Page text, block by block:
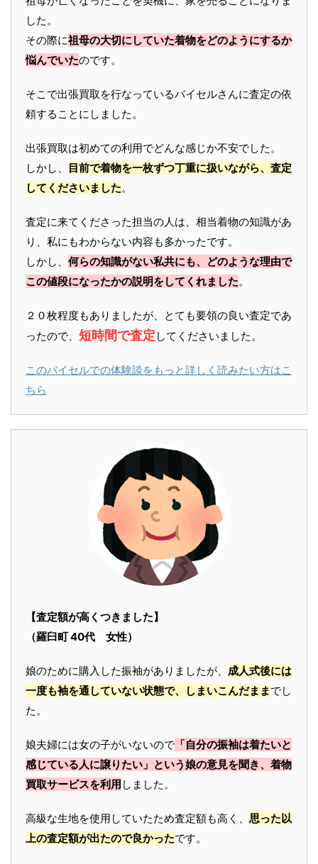
した。
その際に祖母の大切にしていた着物をどのようにするか
悩んでいたのです。
そこで出張買取を行なっているバイセルさんに査定の依
頼することにしました。
出張買取は初めての利用でどんな感じか不安でした。
しかし、
目前で着物を一枚ずつ丁重に扱いながら、査定
してくださいました。
査定に来てくださった担当の人は、相当着物の知識があ
り、私にもわからない内容も多かったです。
しかし、 何らの知識がない私共にも、どのような理由で
この値段になったかの説明をしてくれました。
２０枚程度もありましたが、とても要領の良い査定であ
ったので、 短時間で査定 してくださいました。
このバイセルでの体験談をもっと詳しく読みたい方はこ
ちら
【査定額が高くつきました】
（羅臼町 40代 女性）
娘のために購入した振袖がありましたが、 成人式後には
一度も袖を通していない状態で、しまいこんだまま でし
た。
娘夫婦には女の子がいないので 「自分の振袖は着たいと
感じている人に譲りたい」という娘の意見を聞き、着物
買取サービスを利用 しました。
高級な生地を使用していたため査定額も高く、 思った以
上の査定額が出たので良かったです。